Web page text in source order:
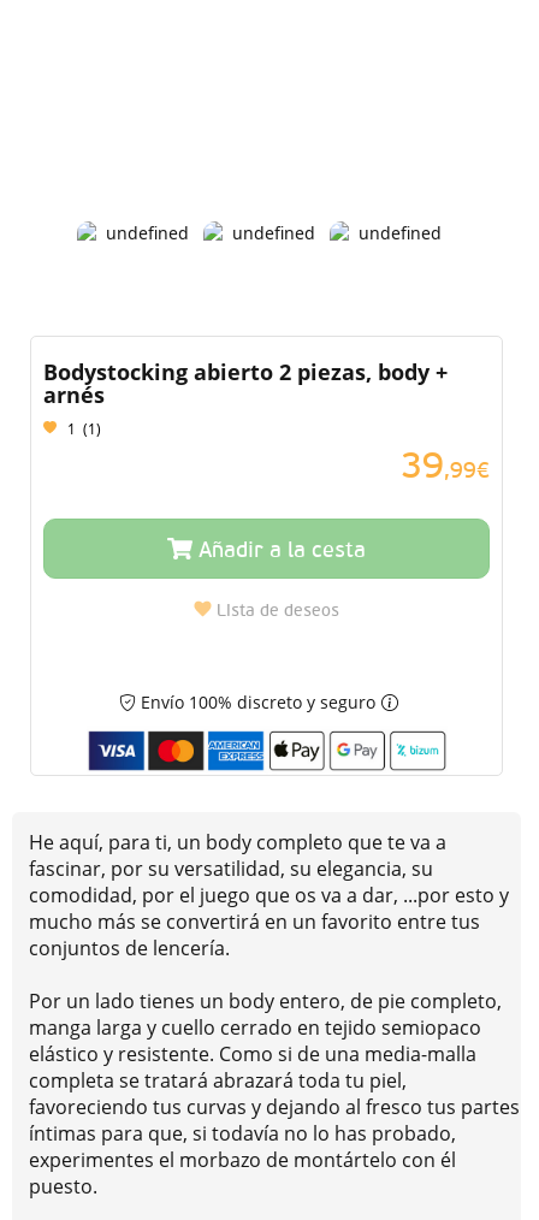
Bodystocking abierto 2 piezas, body +
arnés
1 (1)
39,99€
Añadir a la cesta
Lista de deseos
Envío 100% discreto y seguro
He aquí, para ti, un body completo que te va a
fascinar, por su versatilidad, su elegancia, su
comodidad, por el juego que os va a dar, ...por esto y
mucho más se convertirá en un favorito entre tus
conjuntos de lencería.
Por un lado tienes un body entero, de pie completo,
manga larga y cuello cerrado en tejido semiopaco
elástico y resistente. Como si de una media-malla
completa se tratará abrazará toda tu piel,
favoreciendo tus curvas y dejando al fresco tus partes
íntimas para que, si todavía no lo has probado,
experimentes el morbazo de montártelo con él
puesto.